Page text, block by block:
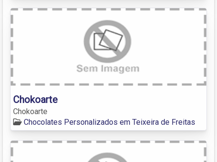
Chokoarte
Chokoarte
Chocolates Personalizados em Teixeira de Freitas